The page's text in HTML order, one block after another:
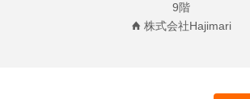
9階
株式会社Hajimari